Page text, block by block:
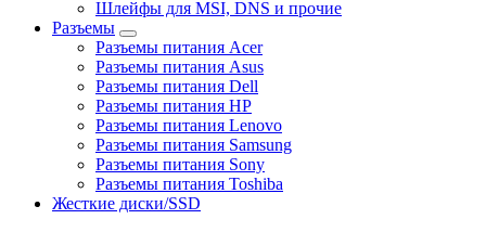
Шлейфы для MSI, DNS и прочие
Разъемы
Разъемы питания Acer
Разъемы питания Asus
Разъемы питания Dell
Разъемы питания HP
Разъемы питания Lenovo
Разъемы питания Samsung
Разъемы питания Sony
Разъемы питания Toshiba
Жесткие диски/SSD